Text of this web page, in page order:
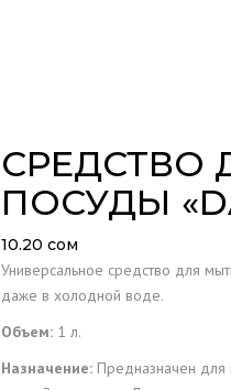
СРЕДСТВО
ПОСУДЫ
10.20 сом
Универсальное средство для
даже в холодной воде.
Объем: 1 л.
Назначение: Предназначен